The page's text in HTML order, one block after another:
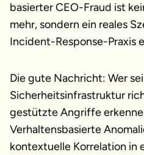
basierter CEO-Fraud ist
mehr, sondern ein reales
Incident-Response-Praxis
Die gute Nachricht: Wer
Sicherheitsinfrastruktur
gestützte Angriffe
Verhaltensbasierte
kontextuelle Korrelation in